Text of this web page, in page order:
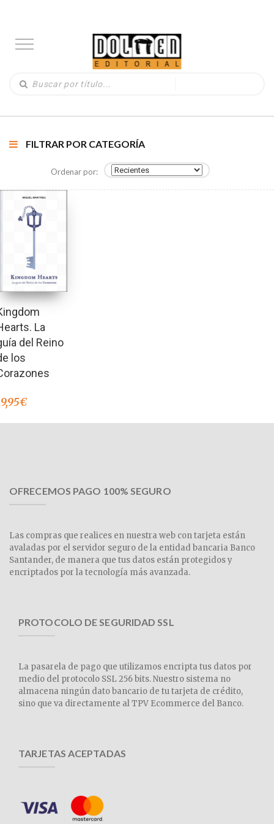
FILTRAR POR CATEGORÍA
Ordenar por:
La
del Reino
los
€
OFRECEMOS PAGO 100% SEGURO
Las compras que realices en nuestra web con tarjeta están
avaladas por el servidor seguro de la entidad bancaria Banco
Santander, de manera que tus datos están protegidos y
encriptados por la tecnología más avanzada.
PROTOCOLO DE SEGURIDAD SSL
La pasarela de pago que utilizamos encripta tus datos por
medio del protocolo SSL 256 bits. Nuestro sistema no
almacena ningún dato bancario de tu tarjeta de crédito,
sino que va directamente al TPV Ecommerce del Banco.
TARJETAS ACEPTADAS